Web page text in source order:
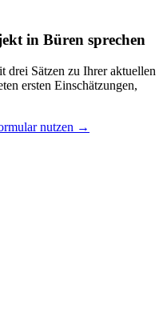
in Büren sprechen
drei Sätzen zu Ihrer aktuellen
ersten Einschätzungen,
nutzen →